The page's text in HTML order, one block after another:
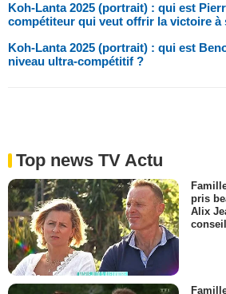
Koh-Lanta 2025 (portrait) : qui est
compétiteur qui veut offrir la victoire à
Koh-Lanta 2025 (portrait) : qui est
niveau ultra-compétitif ?
Top news TV Actu
pris
Alix